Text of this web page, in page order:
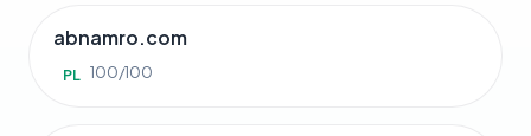
abnamro.com
PL 100/100